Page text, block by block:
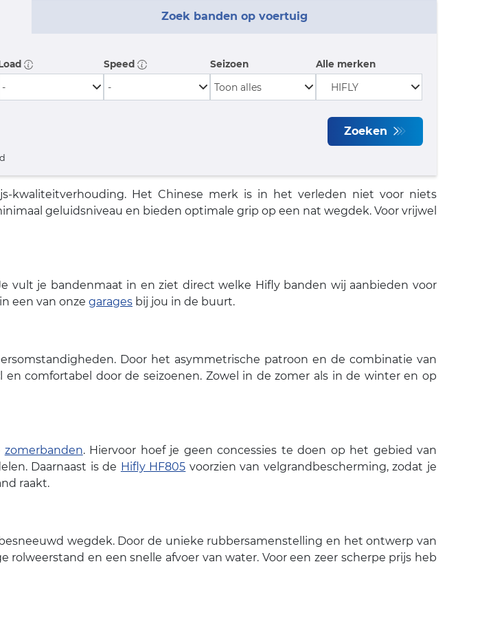
Zoek banden op voertuig
Speed Seizoen Alle merken
Zoeken
kwaliteitverhouding. Het Chinese merk is in het verleden niet voor niets
geluidsniveau en bieden optimale grip op een nat wegdek. Voor vrijwel
vult je bandenmaat in en ziet direct welke Hifly banden wij aanbieden voor
een van onze garages bij jou in de buurt.
Door het asymmetrische patroon en de combinatie van
en comfortabel door de seizoenen. Zowel in de zomer als in de winter en op
zomerbanden. Hiervoor hoef je geen concessies te doen op het gebied van
Daarnaast is de Hifly HF805 voorzien van velgrandbescherming, zodat je
raakt.
wegdek. Door de unieke rubbersamenstelling en het ontwerp van
rolweerstand en een snelle afvoer van water. Voor een zeer scherpe prijs heb